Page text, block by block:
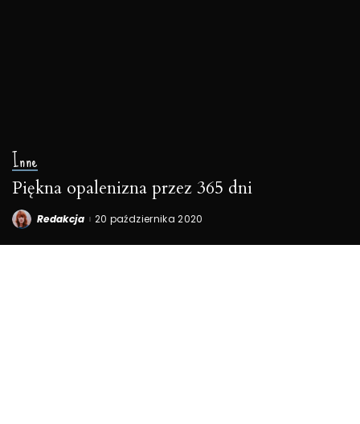
Inne
Piękna opalenizna przez 365 dni
Posted
Redakcja 20 października 2020